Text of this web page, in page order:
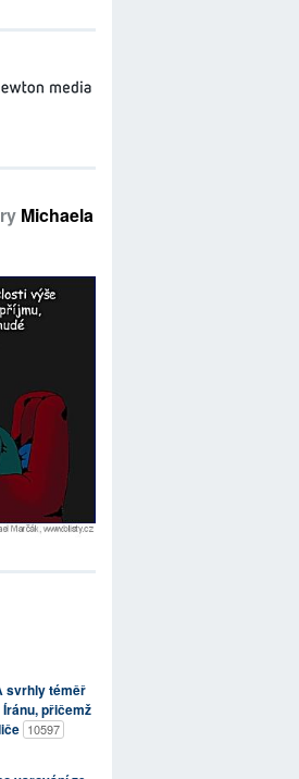
Michaela
svrhly téměř
přičemž
10597